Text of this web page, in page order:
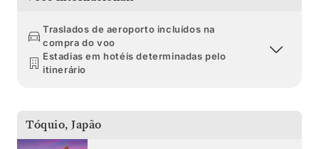
Traslados de aeroporto incluídos na
compra do voo
Estadias em hotéis determinadas pelo
itinerário
Tóquio, Japão